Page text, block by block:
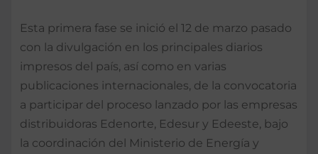
Esta primera fase se inició el 12 de marzo pasado
con la divulgación en los principales diarios
impresos del país, así como en varias
publicaciones internacionales, de la convocatoria
a participar del proceso lanzado por las empresas
distribuidoras Edenorte, Edesur y Edeeste, bajo
la coordinación del Ministerio de Energía y